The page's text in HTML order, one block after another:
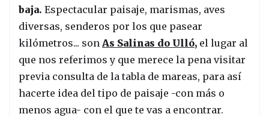
baja. Espectacular paisaje, marismas, aves
diversas, senderos por los que pasear
kilómetros... son As Salinas do Ulló, el lugar al
que nos referimos y que merece la pena visitar
previa consulta de la tabla de mareas, para así
hacerte idea del tipo de paisaje -con más o
menos agua- con el que te vas a encontrar.